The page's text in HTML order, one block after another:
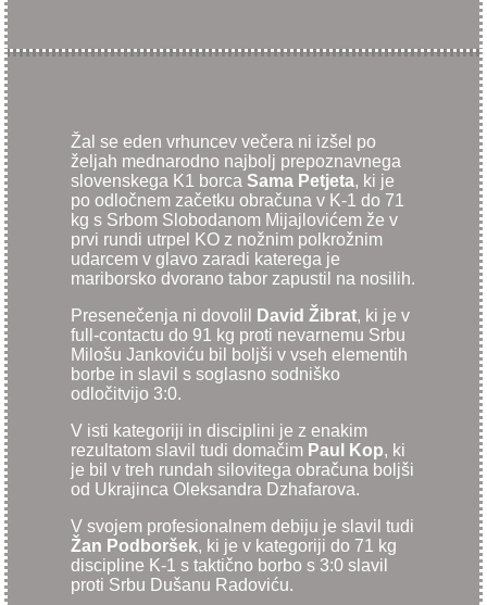
Žal se eden vrhuncev večera ni izšel po
željah mednarodno najbolj prepoznavnega
slovenskega K1 borca Sama Petjeta, ki je
po odločnem začetku obračuna v K-1 do 71
kg s Srbom Slobodanom Mijajlovićem že v
prvi rundi utrpel KO z nožnim polkrožnim
udarcem v glavo zaradi katerega je
mariborsko dvorano tabor zapustil na nosilih.
Presenečenja ni dovolil
David Žibrat, ki je v
full-contactu do 91 kg proti nevarnemu Srbu
Milošu Jankoviću bil boljši v vseh elementih
borbe in slavil s soglasno sodniško
odločitvijo 3:0.
V isti kategoriji in disciplini je z enakim
rezultatom slavil tudi domačim Paul Kop, ki
je bil v treh rundah silovitega obračuna boljši
od Ukrajinca Oleksandra Dzhafarova.
V svojem profesionalnem debiju je slavil tudi
Žan Podboršek, ki je v kategoriji do 71 kg
discipline K-1 s taktično borbo s 3:0 slavil
proti Srbu Dušanu Radoviću.